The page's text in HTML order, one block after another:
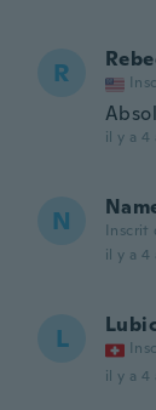
R
il y a 4
N Inscrit
il y a 4
L
il y a 4